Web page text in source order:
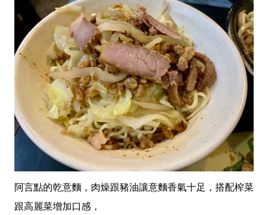
阿言點的乾意麵，肉燥跟豬油讓意麵香氣十足，搭配榨菜
跟高麗菜增加口感，